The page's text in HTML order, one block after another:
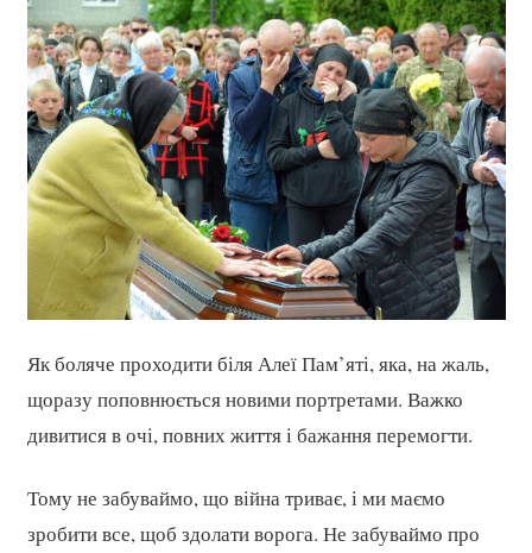
Як боляче проходити біля Алеї Пам’яті, яка, на жаль,
щоразу поповнюється новими портретами. Важко
дивитися в очі, повних життя і бажання перемогти.
Тому не забуваймо, що війна триває, і ми маємо
зробити все, щоб здолати ворога. Не забуваймо про